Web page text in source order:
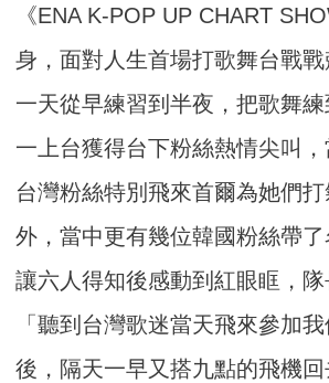
《ENA K-POP UP CHART
身，面對人生首場打歌舞台戰
一天從早練習到半夜，把歌舞
一上台獲得台下粉絲熱情尖叫
台灣粉絲特別飛來首爾為她們
外，當中更有幾位韓國粉絲帶了
讓六人得知後感動到紅眼眶，隊
「聽到台灣歌迷當天飛來參加
後，隔天一早又搭九點的飛機